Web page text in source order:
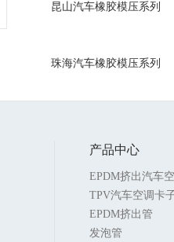
昆山汽车橡胶模压系列
珠海汽车橡胶模压系列
产品中心
EPDM挤出汽车
TPV汽车空调卡
EPDM挤出管
发泡管